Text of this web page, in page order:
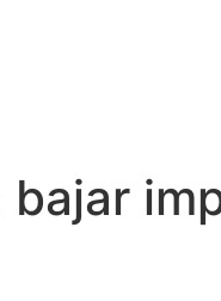
bajar